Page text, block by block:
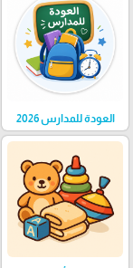
العودة للمدارس 2026